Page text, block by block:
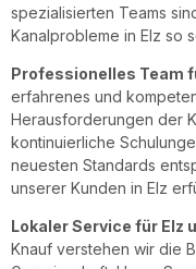
spezialisierten Teams
Kanalprobleme in Elz so
Professionelles Team
erfahrenes und
Herausforderungen der
kontinuierliche
neuesten Standards
unserer Kunden in Elz
Lokaler Service für Elz
Knauf verstehen wir die